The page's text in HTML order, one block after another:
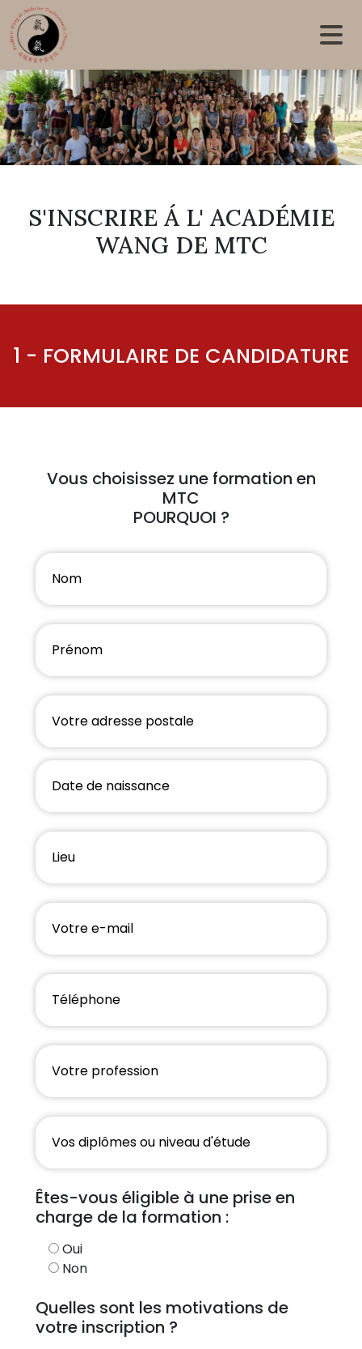
Skip to main content
S'INSCRIRE Á L' ACADÉMIE
WANG DE MTC
1 - FORMULAIRE DE CANDIDATURE
Vous choisissez une formation en
MTC
POURQUOI ?
Êtes-vous éligible à une prise en
charge de la formation :
Oui
Non
Quelles sont les motivations de
votre inscription ?